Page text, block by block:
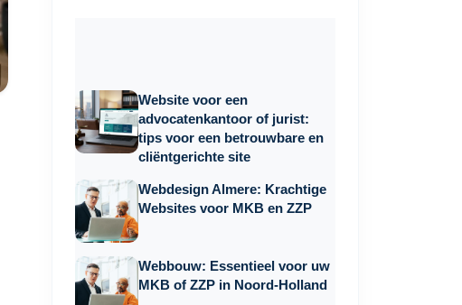
Website voor een
advocatenkantoor of jurist:
tips voor een betrouwbare en
cliëntgerichte site
Webdesign Almere: Krachtige
Websites voor MKB en ZZP
Webbouw: Essentieel voor uw
MKB of ZZP in Noord-Holland